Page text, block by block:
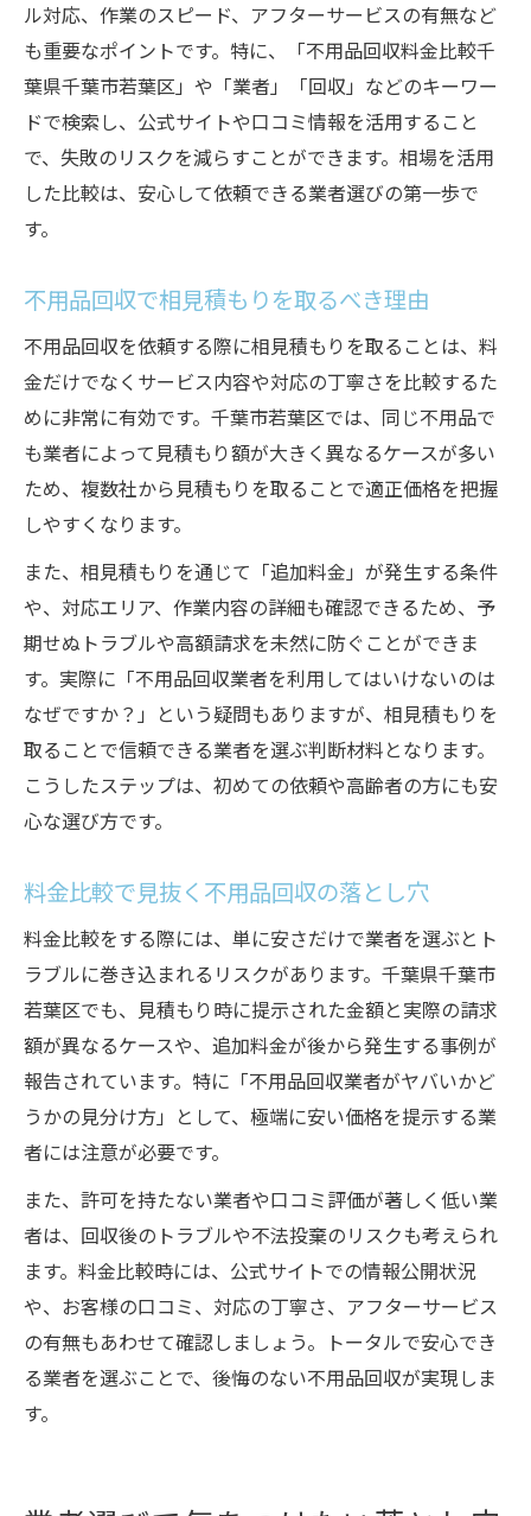
ル対応、作業のスピード、アフターサービスの有無など
も重要なポイントです。特に、「不用品回収料金比較千
葉県千葉市若葉区」や「業者」「回収」などのキーワー
ドで検索し、公式サイトや口コミ情報を活用すること
で、失敗のリスクを減らすことができます。相場を活用
した比較は、安心して依頼できる業者選びの第一歩で
す。
不用品回収で相見積もりを取るべき理由
不用品回収を依頼する際に相見積もりを取ることは、料
金だけでなくサービス内容や対応の丁寧さを比較するた
めに非常に有効です。千葉市若葉区では、同じ不用品で
も業者によって見積もり額が大きく異なるケースが多い
ため、複数社から見積もりを取ることで適正価格を把握
しやすくなります。
また、相見積もりを通じて「追加料金」が発生する条件
や、対応エリア、作業内容の詳細も確認できるため、予
期せぬトラブルや高額請求を未然に防ぐことができま
す。実際に「不用品回収業者を利用してはいけないのは
なぜですか？」という疑問もありますが、相見積もりを
取ることで信頼できる業者を選ぶ判断材料となります。
こうしたステップは、初めての依頼や高齢者の方にも安
心な選び方です。
料金比較で見抜く不用品回収の落とし穴
料金比較をする際には、単に安さだけで業者を選ぶとト
ラブルに巻き込まれるリスクがあります。千葉県千葉市
若葉区でも、見積もり時に提示された金額と実際の請求
額が異なるケースや、追加料金が後から発生する事例が
報告されています。特に「不用品回収業者がヤバいかど
うかの見分け方」として、極端に安い価格を提示する業
者には注意が必要です。
また、許可を持たない業者や口コミ評価が著しく低い業
者は、回収後のトラブルや不法投棄のリスクも考えられ
ます。料金比較時には、公式サイトでの情報公開状況
や、お客様の口コミ、対応の丁寧さ、アフターサービス
の有無もあわせて確認しましょう。トータルで安心でき
る業者を選ぶことで、後悔のない不用品回収が実現しま
す。